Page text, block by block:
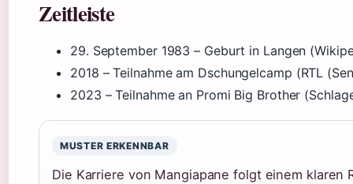
Zeitleiste
29. September 1983 – Geburt in Langen
2018 – Teilnahme am Dschungelcamp (RTL
2023 – Teilnahme an Promi Big Brother
MUSTER ERKENNBAR
Die Karriere von Mangiapane folgt einem klaren